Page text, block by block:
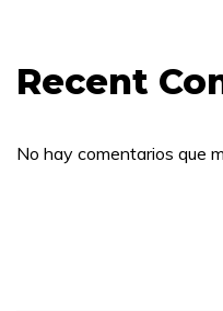
Recent
No hay comentarios que